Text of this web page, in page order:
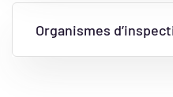
Organismes